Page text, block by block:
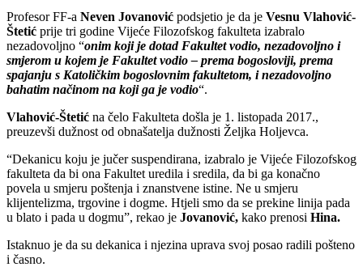
Profesor FF-a Neven Jovanović podsjetio je da je Vesnu Vlahović-
Štetić prije tri godine Vijeće Filozofskog fakulteta izabralo
nezadovoljno “onim koji je dotad Fakultet vodio, nezadovoljno i
smjerom u kojem je Fakultet vodio – prema bogosloviji, prema
spajanju s Katoličkim bogoslovnim fakultetom, i nezadovoljno
bahatim načinom na koji ga je vodio“.
Vlahović-Štetić na čelo Fakulteta došla je 1. listopada 2017.,
preuzevši dužnost od obnašatelja dužnosti Željka Holjevca.
“Dekanicu koju je jučer suspendirana, izabralo je Vijeće Filozofskog
fakulteta da bi ona Fakultet uredila i sredila, da bi ga konačno
povela u smjeru poštenja i znanstvene istine. Ne u smjeru
klijentelizma, trgovine i dogme. Htjeli smo da se prekine linija pada
u blato i pada u dogmu”, rekao je Jovanović, kako prenosi Hina.
Istaknuo je da su dekanica i njezina uprava svoj posao radili pošteno
i časno.